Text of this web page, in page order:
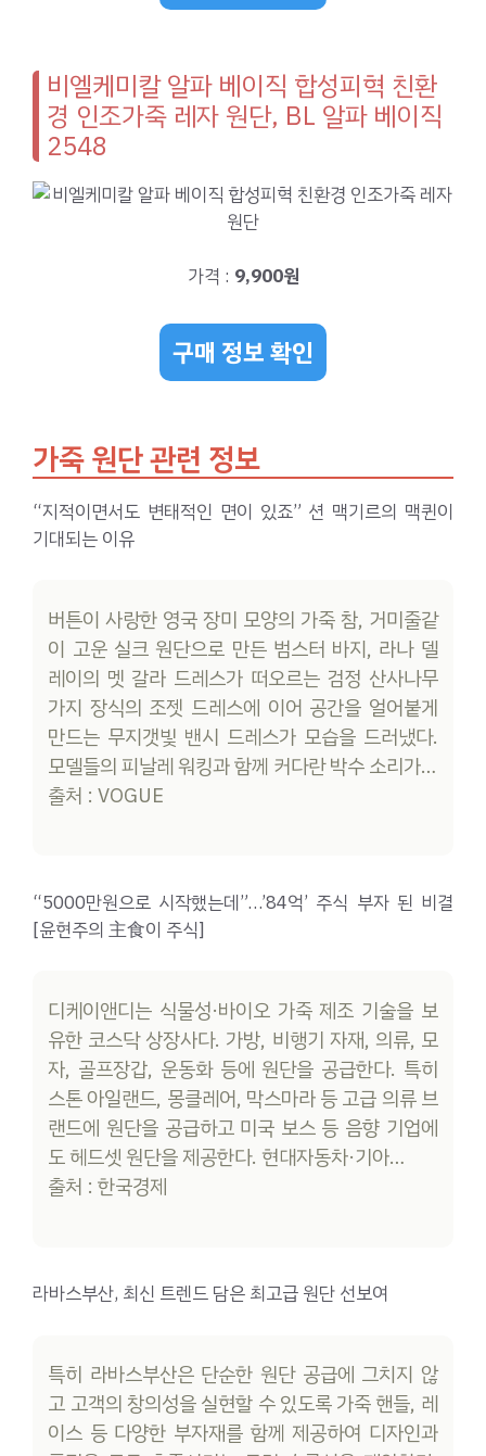
비엘케미칼 알파 베이직 합성피혁 친환
경 인조가죽 레자 원단, BL 알파 베이직
2548
가격 : 9,900원
구매 정보 확인
가죽 원단 관련 정보
“지적이면서도 변태적인 면이 있죠” 션 맥기르의 맥퀸이
기대되는 이유
버튼이 사랑한 영국 장미 모양의 가죽 참, 거미줄같
이 고운 실크 원단으로 만든 범스터 바지, 라나 델
레이의 멧 갈라 드레스가 떠오르는 검정 산사나무
가지 장식의 조젯 드레스에 이어 공간을 얼어붙게
만드는 무지갯빛 밴시 드레스가 모습을 드러냈다.
모델들의 피날레 워킹과 함께 커다란 박수 소리가…
출처 : VOGUE
“5000만원으로 시작했는데”…’84억’ 주식 부자 된 비결
[윤현주의 主食이 주식]
디케이앤디는 식물성·바이오 가죽 제조 기술을 보
유한 코스닥 상장사다. 가방, 비행기 자재, 의류, 모
자, 골프장갑, 운동화 등에 원단을 공급한다. 특히
스톤 아일랜드, 몽클레어, 막스마라 등 고급 의류 브
랜드에 원단을 공급하고 미국 보스 등 음향 기업에
도 헤드셋 원단을 제공한다. 현대자동차·기아…
출처 : 한국경제
라바스부산, 최신 트렌드 담은 최고급 원단 선보여
특히 라바스부산은 단순한 원단 공급에 그치지 않
고 고객의 창의성을 실현할 수 있도록 가죽 핸들, 레
이스 등 다양한 부자재를 함께 제공하여 디자인과